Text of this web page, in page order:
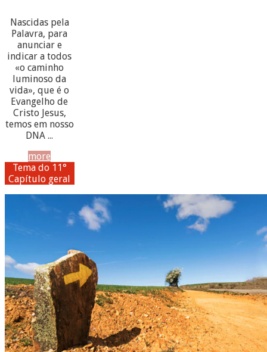
Nascidas pela
Palavra, para
anunciar e
indicar a todos
«o caminho
luminoso da
vida», que é o
Evangelho de
Cristo Jesus,
temos em nosso
DNA ...
more
Tema do 11°
Capítulo geral